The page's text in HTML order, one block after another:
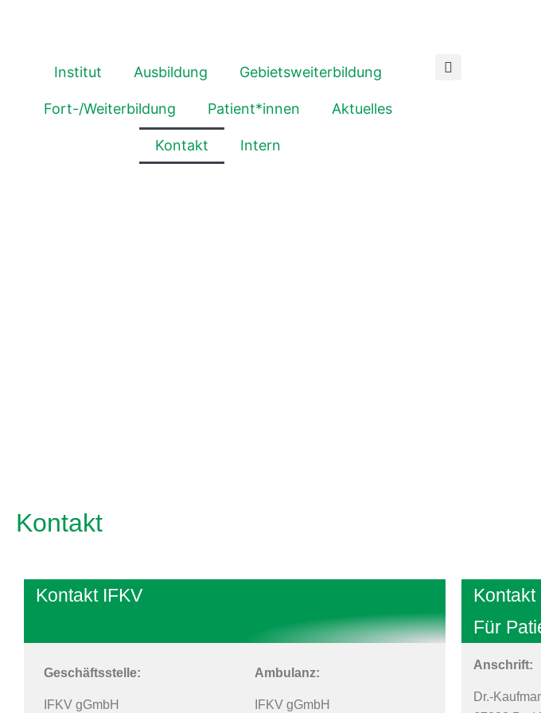
Institut Ausbildung Gebietsweiterbildung
Fort-/Weiterbildung Patient*innen Aktuelles
Kontakt Intern
Kontakt
Kontakt IFKV
Geschäftsstelle:
IFKV gGmbH
Ambulanz:
IFKV gGmbH
Kontakt
Für
Anschrift:
Dr.-